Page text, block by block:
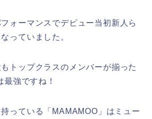
ォーマンスでデビュー当初新人ら
っていました。
トップクラスのメンバーが揃った
最強ですね！
っている「MAMAMOO」はミュー